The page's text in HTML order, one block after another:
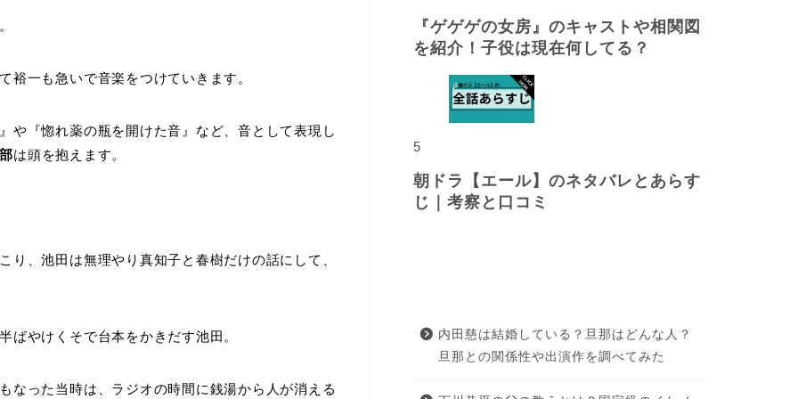
裕一も急いで音楽をつけていきます。
や『惚れ薬の瓶を開けた音』など、音として表現し
は頭を抱えます。
り、池田は無理やり真知子と春樹だけの話にして、
ばやけくそで台本をかきだす池田。
なった当時は、ラジオの時間に銭湯から人が消える
『ゲゲゲの女房』のキャストや相関図
を紹介！子役は現在何してる？
5
朝ドラ【エール】のネタバレとあらす
じ｜考察と口コミ
内田慈は結婚している？旦那はどんな人？
旦那との関係性や出演作を調べてみた